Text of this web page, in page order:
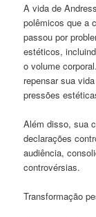
A vida de
polêmicos que a
passou por
estéticos,
o volume
repensar sua
pressões
Além disso, sua
declarações
audiência,
controvérsias.
Transformação